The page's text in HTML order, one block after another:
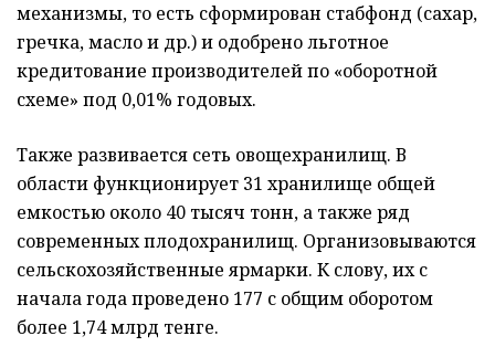
механизмы, то есть сформирован стабфонд (сахар,
гречка, масло и др.) и одобрено льготное
кредитование производителей по «оборотной
схеме» под 0,01% годовых.
Также развивается сеть овощехранилищ. В
области функционирует 31 хранилище общей
емкостью около 40 тысяч тонн, а также ряд
современных плодохранилищ. Организовываются
сельскохозяйственные ярмарки. К слову, их с
начала года проведено 177 с общим оборотом
более 1,74 млрд тенге.